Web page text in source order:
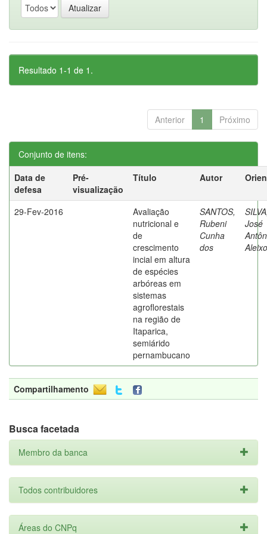
Resultado 1-1 de 1.
Anterior 1 Próximo
Conjunto de itens:
Data de
defesa
Pré-
visualização
Título Autor
29-Fev-2016
Avaliação
nutricional e
de
crescimento
incial em altura
de espécies
arbóreas em
sistemas
agroflorestais
na região de
Itaparica,
semiárido
pernambucano
SANTOS,
Rubeni
Cunha
dos
José
Compartilhamento
Busca facetada
Membro da banca
Todos contribuidores
Áreas do CNPq